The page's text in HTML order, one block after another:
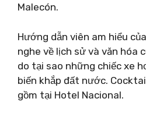
Malecón.
Hướng dẫn viên am hiểu
nghe về lịch sử và văn hóa
do tại sao những chiếc xe
biến khắp đất nước.
gồm tại Hotel Nacional.